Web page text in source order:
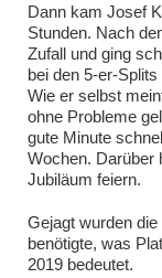
Dann kam Josef
Stunden. Nach
Zufall und ging
bei den 5-er-
Wie er selbst
ohne Probleme
gute Minute
Wochen. Darüber
Jubiläum feiern.
Gejagt wurden
benötigte, was
2019 bedeutet.